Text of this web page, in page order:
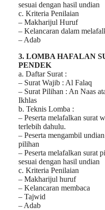
sesuai dengan hasil undian
c. Kriteria Penilaian
– Makharijul Huruf
– Kelancaran dalam
– Adab
3. LOMBA HAFALAN
PENDEK
a. Daftar Surat :
– Surat Wajib : Al Falaq
– Surat Pilihan : An Naas
Ikhlas
b. Teknis Lomba :
– Peserta melafalkan surat
terlebih dahulu.
– Peserta mengambil
pilihan
– Peserta melafalkan surat
sesuai dengan hasil undian
c. Kriteria Penilaian
– Makharijul huruf
– Kelancaran membaca
– Tajwid
– Adab